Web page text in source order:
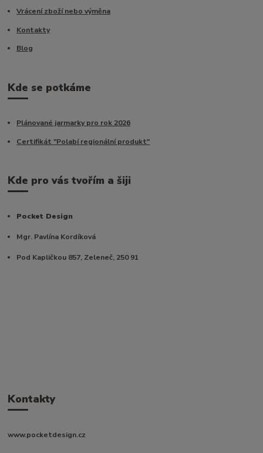
Vrácení zboží nebo výměna
Kontakty
Blog
Kde se potkáme
Plánované jarmarky pro rok 2026
Certifikát "Polabí regionální produkt"
Kde pro vás tvořím a šiji
Pocket Design
Mgr. Pavlína Kordíková
Pod Kapličkou 857, Zeleneč, 250 91
Kontakty
www.pocketdesign.cz